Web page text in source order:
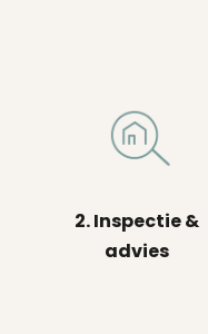
2. Inspectie &
advies